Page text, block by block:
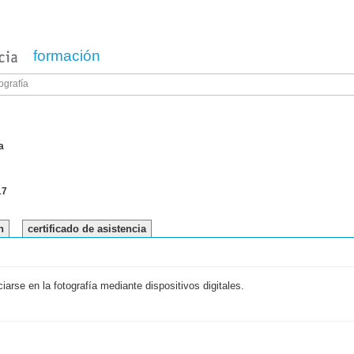
formación
certificado de asistencia
en la fotografía mediante dispositivos digitales.